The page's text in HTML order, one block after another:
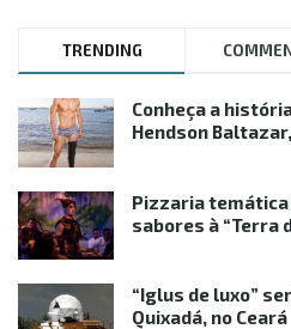
TRENDING
Conheça a
Hendson
Pizzaria temática
sabores à “Terra
“Iglus de luxo”
Quixadá, no Ceará